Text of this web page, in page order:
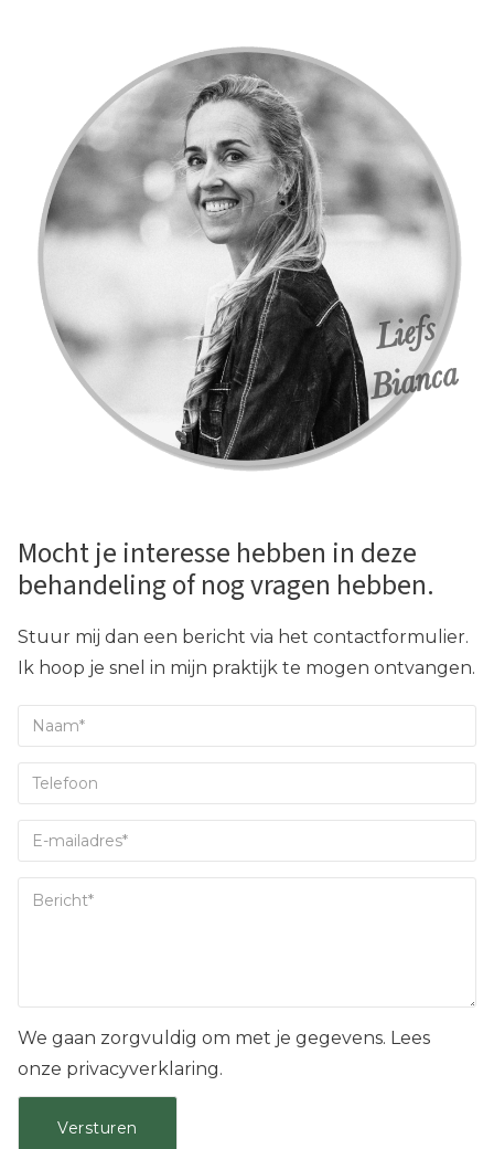
Mocht je interesse hebben in deze
behandeling of nog vragen hebben.
Stuur mij dan een bericht via het contactformulier.
Ik hoop je snel in mijn praktijk te mogen ontvangen.
We gaan zorgvuldig om met je gegevens. Lees
onze privacyverklaring.